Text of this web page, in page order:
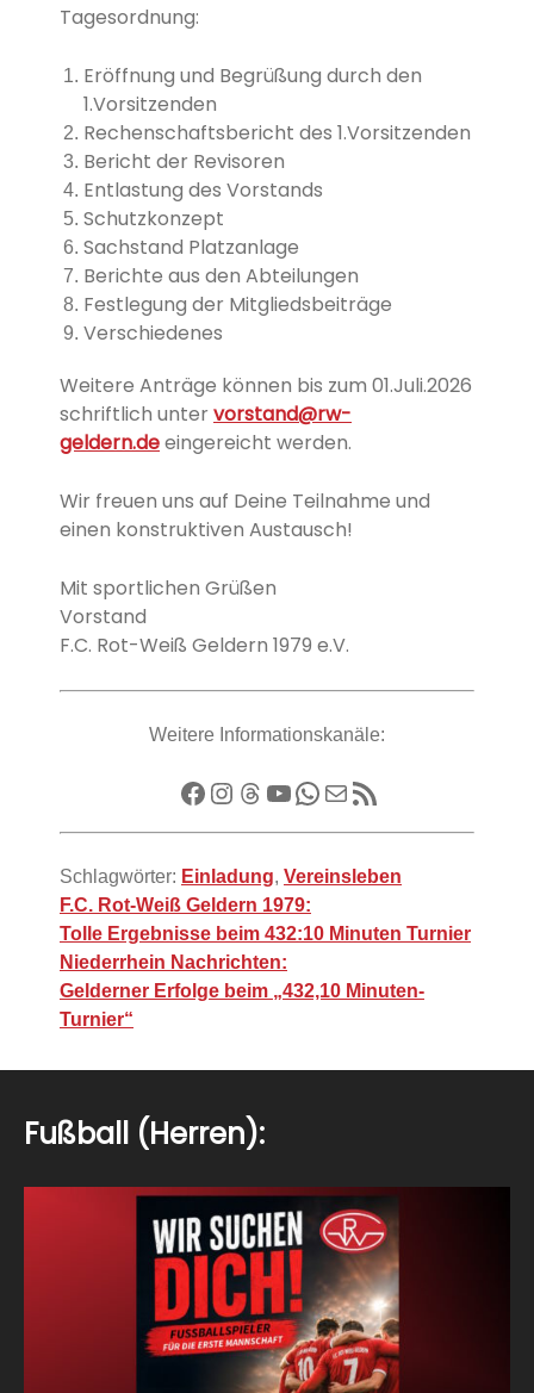
Tagesordnung:
Eröffnung und Begrüßung durch den
1.Vorsitzenden
Rechenschaftsbericht des 1.Vorsitzenden
Bericht der Revisoren
Entlastung des Vorstands
Schutzkonzept
Sachstand Platzanlage
Berichte aus den Abteilungen
Festlegung der Mitgliedsbeiträge
Verschiedenes
Weitere Anträge können bis zum 01.Juli.2026
schriftlich untervorstand@rw-
geldern.deeingereicht werden.
Wir freuen uns auf Deine Teilnahme und
einen konstruktiven Austausch!
Mit sportlichen Grüßen
Vorstand
F.C. Rot-Weiß Geldern 1979 e.V.
Weitere Informationskanäle:
Facebook
Instagram
Threads
YouTube
WhatsApp
E-MailRSS-Feed
Schlagwörter: Einladung, Vereinsleben
Beitragsnavigation
F.C. Rot-Weiß Geldern 1979:
Tolle Ergebnisse beim 432:10 Minuten Turnier
Niederrhein Nachrichten:
Gelderner Erfolge beim „432,10 Minuten-
Turnier“
Fußball (Herren):